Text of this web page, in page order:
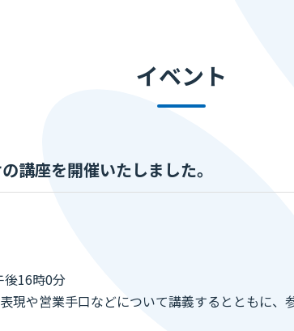
イベント
講座を開催いたしました。
後16時0分
現や営業手口などについて講義するとともに